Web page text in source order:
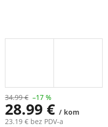
34.99 € –17 %
28.99 € / kom
23.19 € bez PDV-a